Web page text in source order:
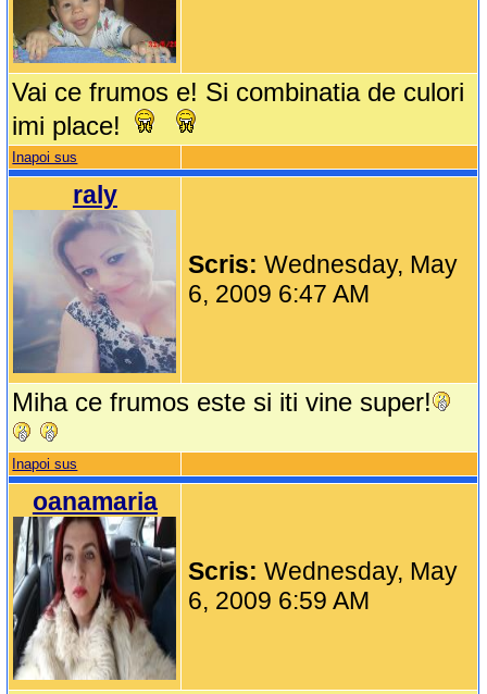
Vai ce frumos e! Si combinatia de culori
imi place!
Inapoi sus
raly
Scris:Wednesday, May
6, 2009 6:47 AM
Miha ce frumos este si iti vine super!
Inapoi sus
oanamaria
Scris:Wednesday, May
6, 2009 6:59 AM